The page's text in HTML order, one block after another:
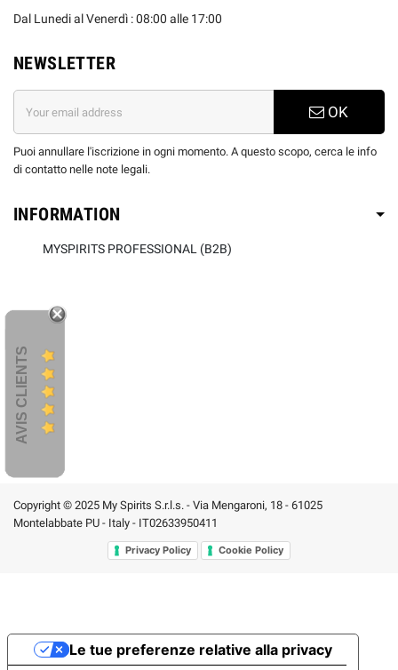
Dal Lunedi al Venerdì : 08:00 alle 17:00
NEWSLETTER
OK
Puoi annullare l'iscrizione in ogni momento. A questo scopo, cerca le info
di contatto nelle note legali.
INFORMATION
MYSPIRITS PROFESSIONAL (B2B)
AVIS CLIENTS
Copyright © 2025 My Spirits S.r.l.s. - Via Mengaroni, 18 - 61025
Montelabbate PU - Italy - IT02633950411
Privacy Policy Cookie Policy
Le tue preferenze relative alla privacy